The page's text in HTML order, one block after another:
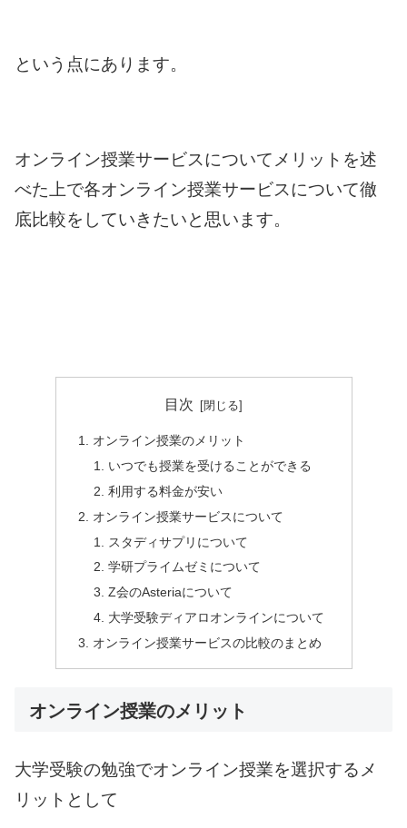
という点にあります。
オンライン授業サービスについてメリットを述
べた上で各オンライン授業サービスについて徹
底比較をしていきたいと思います。
目次
オンライン授業のメリット
いつでも授業を受けることができる
利用する料金が安い
オンライン授業サービスについて
スタディサプリについて
学研プライムゼミについて
Z会のAsteriaについて
大学受験ディアロオンラインについて
オンライン授業サービスの比較のまとめ
オンライン授業のメリット
大学受験の勉強でオンライン授業を選択する メ
リットとして